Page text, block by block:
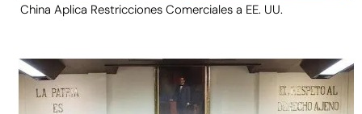
China Aplica Restricciones Comerciales a EE. UU.